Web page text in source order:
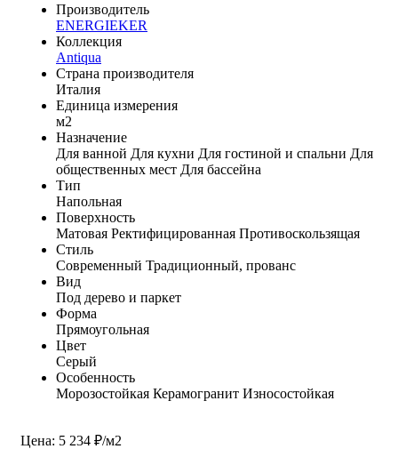
Производитель
ENERGIEKER
Коллекция
Antiqua
Страна производителя
Италия
Единица измерения
м2
Назначение
Для ванной Для кухни Для гостиной и спальни Для
общественных мест Для бассейна
Тип
Напольная
Поверхность
Матовая Ректифицированная Противоскользящая
Стиль
Современный Традиционный, прованс
Вид
Под дерево и паркет
Форма
Прямоугольная
Цвет
Серый
Особенность
Морозостойкая Керамогранит Износостойкая
Цена: 5 234 ₽/м2